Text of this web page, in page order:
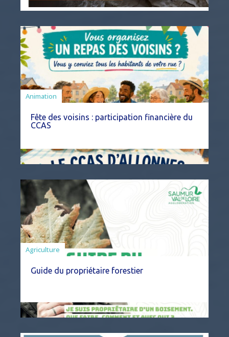
Animation
Fête des voisins : participation financière du
CCAS
Agriculture
Guide du propriétaire forestier